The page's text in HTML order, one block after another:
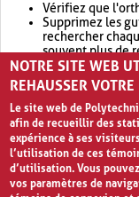
Vérifiez que
Supprimez les
rechercher
souvent plus de
Envisagez
retournera
NOTRE SITE WEB
REHAUSSER
Le site web de
afin de recueillir des
expérience à ses
l’utilisation de ces
d’utilisation. Vous
vos paramètres de